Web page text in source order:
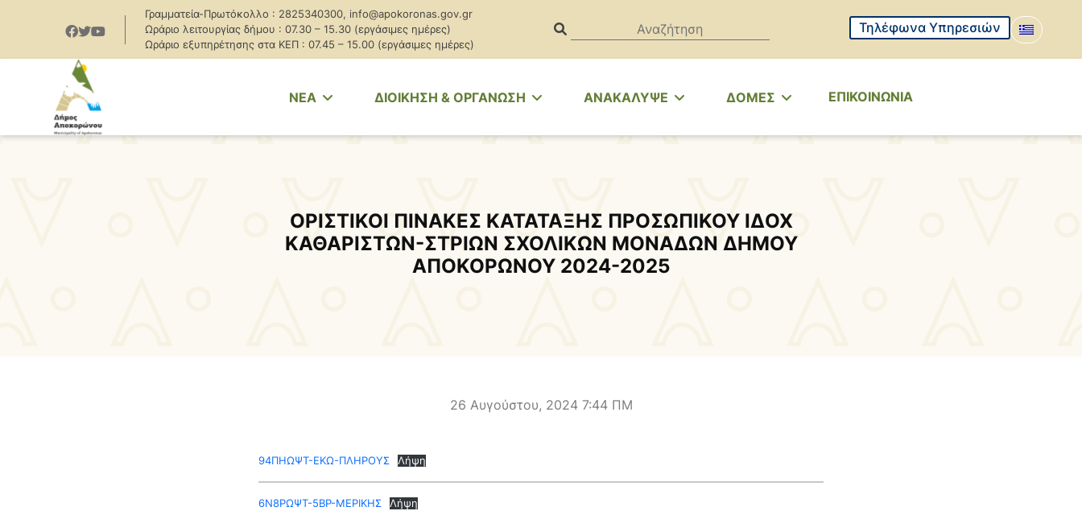
Γραμματεία-Πρωτόκολλο : 2825340300, info@apokoronas.gov.gr
Ωράριο λειτουργίας δήμου : 07.30 – 15.30 (εργάσιμες ημέρες)
Ωράριο εξυπηρέτησης στα ΚΕΠ : 07.45 – 15.00 (εργάσιμες ημέρες)
Τηλέφωνα Υπηρεσιών
NEA ΔΙΟΙΚΗΣΗ & ΟΡΓΑΝΩΣΗ ΑΝΑΚΑΛΥΨΕ ΔΟΜΕΣ ΕΠΙΚΟΙΝΩΝΙΑ
ΟΡΙΣΤΙΚΟΙ ΠΙΝΑΚΕΣ ΚΑΤΑΤΑΞΗΣ ΠΡΟΣΩΠΙΚΟΥ ΙΔΟΧ
ΚΑΘΑΡΙΣΤΩΝ-ΣΤΡΙΩΝ ΣΧΟΛΙΚΩΝ ΜΟΝΑΔΩΝ ΔΗΜΟΥ
ΑΠΟΚΟΡΩΝΟΥ 2024-2025
26 Αυγούστου, 2024 7:44 ΠΜ
94ΠΗΩΨΤ-ΕΚΩ-ΠΛΗΡΟΥΣ Λήψη
6Ν8ΡΩΨΤ-5ΒΡ-ΜΕΡΙΚΗΣ Λήψη